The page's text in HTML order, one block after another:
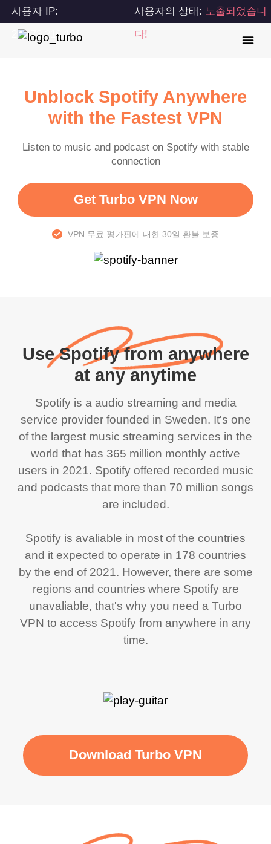
사용자 IP:
216.73.216.101
사용자의 상태: 노출되었습니
다!
Unblock Spotify Anywhere
with the Fastest VPN
Listen to music and podcast on Spotify with stable
connection
Get Turbo VPN Now
VPN 무료 평가판에 대한 30일 환불 보증
Use Spotify from anywhere
at any anytime
Spotify is a audio streaming and media
service provider founded in Sweden. It's one
of the largest music streaming services in the
world that has 365 million monthly active
users in 2021. Spotify offered recorded music
and podcasts that more than 70 million songs
are included.
Spotify is avaliable in most of the countries
and it expected to operate in 178 countries
by the end of 2021. However, there are some
regions and countries where Spotify are
unavaliable, that's why you need a Turbo
VPN to access Spotify from anywhere in any
time.
Download Turbo VPN